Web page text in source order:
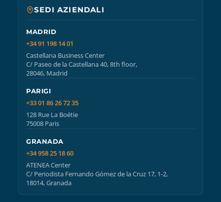
SEDI AZIENDALI
MADRID
+34 91 198 14 01
Castellana Business Center
C/ Paseo de la Castellana 40, 8th floor,
28046, Madrid
PARIGI
+33 01 86 26 72 35
128 Rue La Boétie
75008 Paris
GRANADA
+34 958 25 18 60
ATENEA Center
C/ Periodista Fernando Gómez de la Cruz 17, 1-2,
18014, Granada